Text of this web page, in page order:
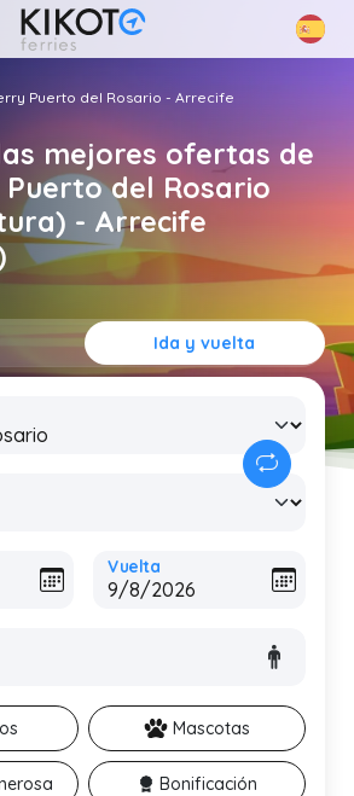
Puerto del Rosario - Arrecife
mejores ofertas de
del Rosario
- Arrecife
Ida y vuelta
Vuelta
Mascotas
Bonificación